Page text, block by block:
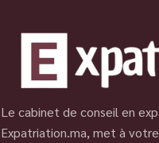
Le cabinet de conseil en
Expatriation.ma, met à